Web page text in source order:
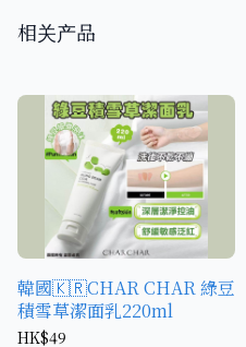
相关产品
韓國🇰🇷CHAR CHAR 綠豆
積雪草潔面乳220ml
HK$49